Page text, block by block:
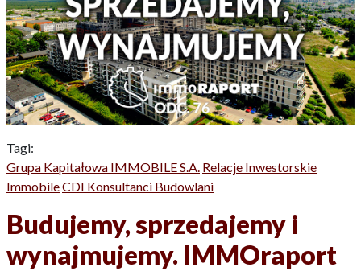
Tagi:
Grupa Kapitałowa IMMOBILE S.A. Relacje Inwestorskie
ImmobileCDI Konsultanci Budowlani
Budujemy, sprzedajemy i
wynajmujemy. IMMOraport